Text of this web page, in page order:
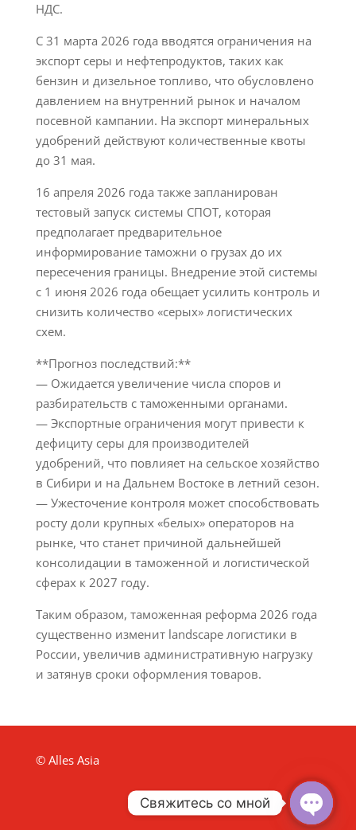
НДС.
С 31 марта 2026 года вводятся ограничения на
экспорт серы и нефтепродуктов, таких как
бензин и дизельное топливо, что обусловлено
давлением на внутренний рынок и началом
посевной кампании. На экспорт минеральных
удобрений действуют количественные квоты
до 31 мая.
16 апреля 2026 года также запланирован
тестовый запуск системы СПОТ, которая
предполагает предварительное
информирование таможни о грузах до их
пересечения границы. Внедрение этой системы
с 1 июня 2026 года обещает усилить контроль и
снизить количество «серых» логистических
схем.
**Прогноз последствий:**
— Ожидается увеличение числа споров и
разбирательств с таможенными органами.
— Экспортные ограничения могут привести к
дефициту серы для производителей
удобрений, что повлияет на сельское хозяйство
в Сибири и на Дальнем Востоке в летний сезон.
— Ужесточение контроля может способствовать
росту доли крупных «белых» операторов на
рынке, что станет причиной дальнейшей
консолидации в таможенной и логистической
сферах к 2027 году.
Таким образом, таможенная реформа 2026 года
существенно изменит landscape логистики в
России, увеличив административную нагрузку
и затянув сроки оформления товаров.
© Alles Asia
Свяжитесь со мной